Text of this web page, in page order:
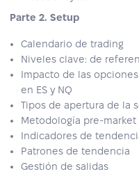
Parte 2. Setup
Calendario de trading
Niveles clave: de
Impacto de las
en ES y NQ
Tipos de apertura de la
Metodología pre‑market
Indicadores de
Patrones de tendencia
Gestión de salidas